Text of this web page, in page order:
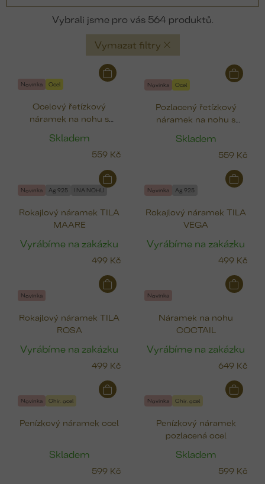
Vymazat filtry
564
Novinka Ocel
Ocelový řetízkový
náramek na nohu s
Skladem
559 Kč
Novinka Ocel
Pozlacený řetízkový
náramek na nohu s
Skladem
559 Kč
Novinka Ag 925 I NA NOHU
Rokajlový náramek TILA
MAARE
Vyrábíme na zakázku
499 Kč
Novinka Ag 925
Rokajlový náramek TILA
VEGA
Vyrábíme na zakázku
499 Kč
Novinka
Rokajlový náramek TILA
ROSA
Vyrábíme na zakázku
499 Kč
Novinka
Náramek na nohu
COCTAIL
Vyrábíme na zakázku
649 Kč
Novinka Chir. ocel
Penízkový náramek ocel
Skladem
599 Kč
Novinka Chir. ocel
Penízkový náramek
pozlacená ocel
Skladem
599 Kč